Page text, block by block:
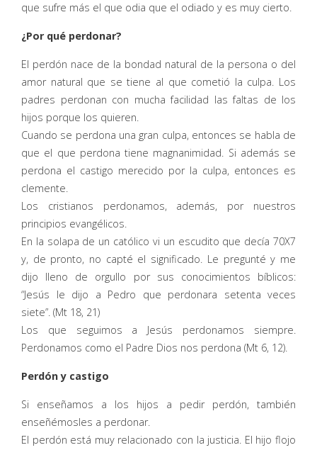
que sufre más el que odia que el odiado y es muy cierto.
¿Por qué perdonar?
El perdón nace de la bondad natural de la persona o del
amor natural que se tiene al que cometió la culpa. Los
padres perdonan con mucha facilidad las faltas de los
hijos porque los quieren.
Cuando se perdona una gran culpa, entonces se habla de
que el que perdona tiene magnanimidad. Si además se
perdona el castigo merecido por la culpa, entonces es
clemente.
Los cristianos perdonamos, además, por nuestros
principios evangélicos.
En la solapa de un católico vi un escudito que decía 70X7
y, de pronto, no capté el significado. Le pregunté y me
dijo lleno de orgullo por sus conocimientos bíblicos:
“Jesús le dijo a Pedro que perdonara setenta veces
siete”. (Mt 18, 21)
Los que seguimos a Jesús perdonamos siempre.
Perdonamos como el Padre Dios nos perdona (Mt 6, 12).
Perdón y castigo
Si enseñamos a los hijos a pedir perdón, también
enseñémosles a perdonar.
El perdón está muy relacionado con la justicia. El hijo flojo